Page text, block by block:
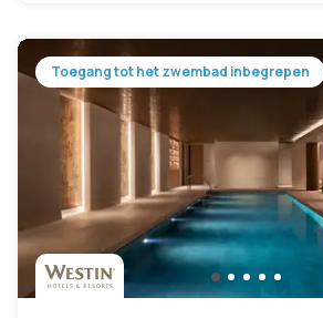
Toegang tot het zwembad inbegrepen